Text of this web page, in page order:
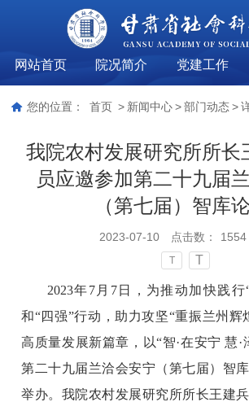
网站首页 院况简介 党建工作
您的位置： 首页 > 新闻中心 > 部门动态 >
我院农村发展研究所所长
员应邀参加第二十九届
（第七届）智库
2023-07-10 点击数： 1554
T T
2023年7月7日，为推动加快践
和“四强”行动，助力攻坚“重振兰州辉
高质量发展新篇章，以“智·在安宁 慧·
第二十九届兰洽会安宁（第七届）智
举办。我院农村发展研究所所长王建